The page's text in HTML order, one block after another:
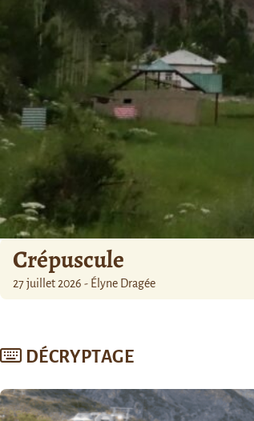
Crépuscule
27 juillet 2026 - Élyne Dragée
DÉCRYPTAGE